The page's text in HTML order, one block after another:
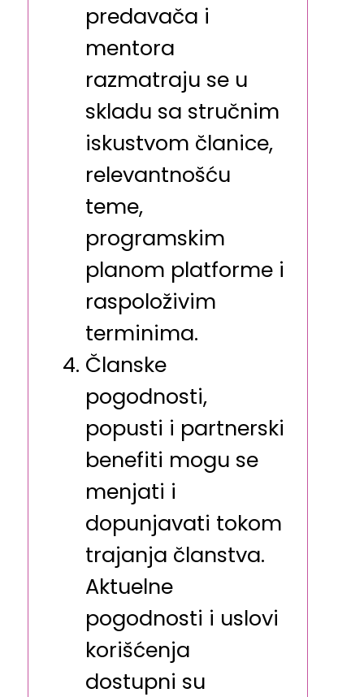
predavača i
mentora
razmatraju se u
skladu sa stručnim
iskustvom članice,
relevantnošću
teme,
programskim
planom platforme i
raspoloživim
terminima.
Članske
pogodnosti,
popusti i partnerski
benefiti mogu se
menjati i
dopunjavati tokom
trajanja članstva.
Aktuelne
pogodnosti i uslovi
korišćenja
dostupni su